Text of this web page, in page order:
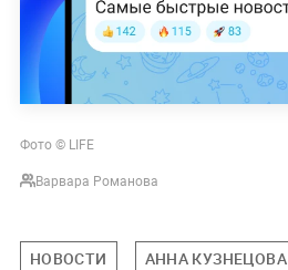
Фото © LIFE
Варвара Романова
НОВОСТИ АННА КУЗНЕЦОВА